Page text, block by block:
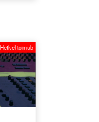
Hetkel toimub